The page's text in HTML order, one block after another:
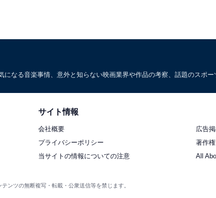
なる音楽事情、意外と知らない映画業界や作品の考察、話題のスポ
サイト情報
会社概要
広告
プライバシーポリシー
著作
当サイトの情報についての注意
All
ンツの無断複写・転載・公衆送信等を禁じます。